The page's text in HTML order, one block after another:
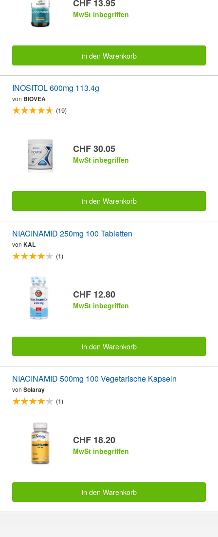
CHF 13.95
MwSt inbegriffen
in den Warenkorb
INOSITOL 600mg 113.4g
von BIOVEA
(19)
CHF 30.05
MwSt inbegriffen
in den Warenkorb
NIACINAMID 250mg 100 Tabletten
von KAL
(1)
CHF 12.80
MwSt inbegriffen
in den Warenkorb
NIACINAMID 500mg 100 Vegetarische Kapseln
von Solaray
(1)
CHF 18.20
MwSt inbegriffen
in den Warenkorb